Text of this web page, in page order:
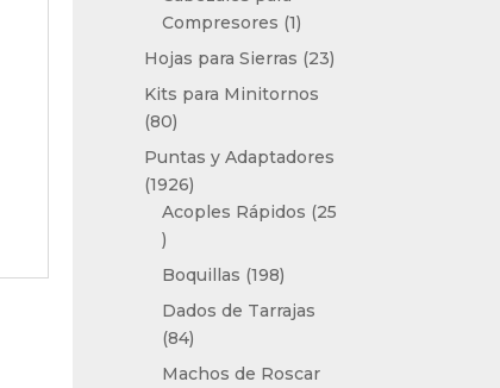
Compresores 11
producto
Hojas para Sierras 2323
Kits para Minitornos
8080
productos
Puntas y Adaptadores
19261926
productos
Acoples Rápidos
25
25
productos
Boquillas 198198
productos
Dados de Tarrajas
8484
productos
Machos de Roscar